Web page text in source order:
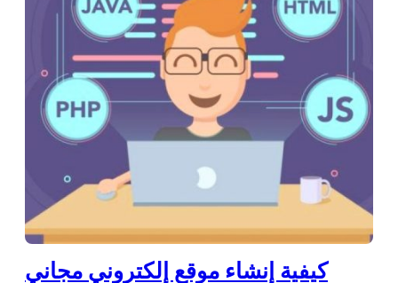
كيفية إنشاء موقع إلكتروني مجاني